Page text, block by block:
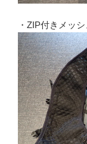
・ZIP付きメッ